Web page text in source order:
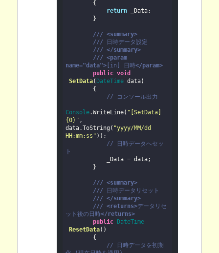
return _Data;
/// <summary>
///
日時データ設定
/// </summary>
/// <param
name="data">[in] 日時</param>
public void
SetData( DateTime data)
// コンソール出力
Console.WriteLine( "[SetData]
{0}" ,
data.ToString( "yyyy/MM/dd
HH:mm:ss" ));
// 日時データへセッ
ト
/// <summary>
///
日時データリセット
/// </summary>
/// <returns>データリセ
ット後の日時</returns>
public
DateTime
ResetData( )
// 日時データを初期